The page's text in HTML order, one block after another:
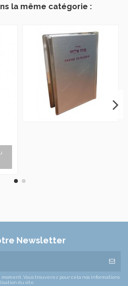
la même catégorie :
Newsletter
Vous trouverez pour cela nos informations
du site.